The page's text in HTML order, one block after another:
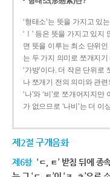
‘형태소’는 뜻을 가지고 있
‘ㅣ’ 등은 뜻을 가지고 있지
면 뜻을 이루는 최소 단위인
는 두 가지 의미로 쪼개지기
‘가방’이다. 더 작은 단위로
나 쪼개기 전의 의미와 관련
‘나’와 ‘비’로 쪼개어지지만
가 없으므로 ‘나비’는 더
제2절 구개음화
제6항 ‘ㄷ, ㅌ’ 받침 뒤에 종